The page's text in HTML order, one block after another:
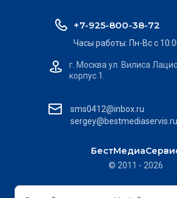
© 2011 - 2026
+7-925-800-38-72
Часы работы: Пн-Вс с
г. Москва ул. Вилиса
корпус 1.
sms0412@inbox.ru
sergey@bestmediaservis.ru